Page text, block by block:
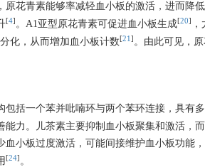
花青素能够率减轻血小板的激活，进而降
[4] 。A1亚型原花青素可促进血小板生成[20]
化，从而增加血小板计数[21 ] 。由此可见，
包括一个苯并吡喃环与两个苯环连接，具有
能力。儿茶素主要抑制血小板聚集和激活，
小板过度激活，可能间接维护血小板功能
[24] 。